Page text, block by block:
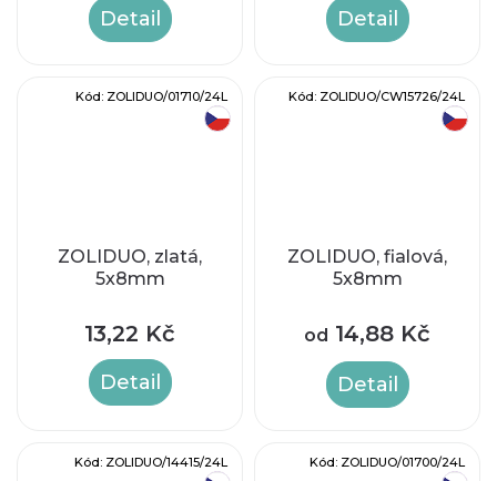
Detail Detail
ZOLIDUO, zlatá,
5x8mm
13,22 Kč
Detail
Kód: ZOLIDUO/01710/24L
ZOLIDUO, fialová,
5x8mm
od 14,88 Kč
Detail
Kód: ZOLIDUO/CW15726/24L
Kód: ZOLIDUO/14415/24L Kód: ZOLIDUO/01700/24L